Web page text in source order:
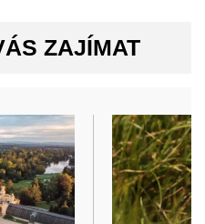
ZAJÍMAT